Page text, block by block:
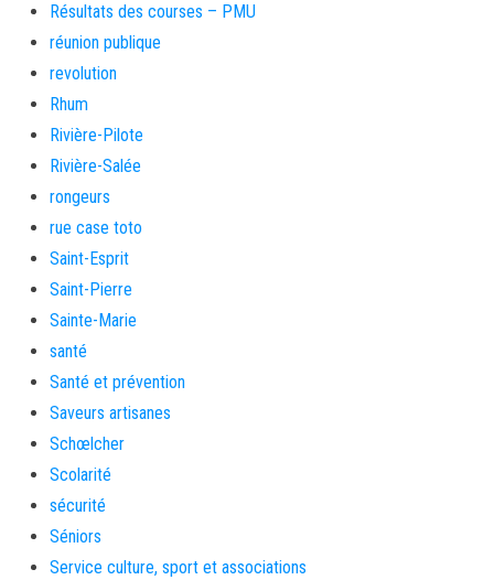
Résultats des courses – PMU
réunion publique
revolution
Rhum
Rivière-Pilote
Rivière-Salée
rongeurs
rue case toto
Saint-Esprit
Saint-Pierre
Sainte-Marie
santé
Santé et prévention
Saveurs artisanes
Schœlcher
Scolarité
sécurité
Séniors
Service culture, sport et associations